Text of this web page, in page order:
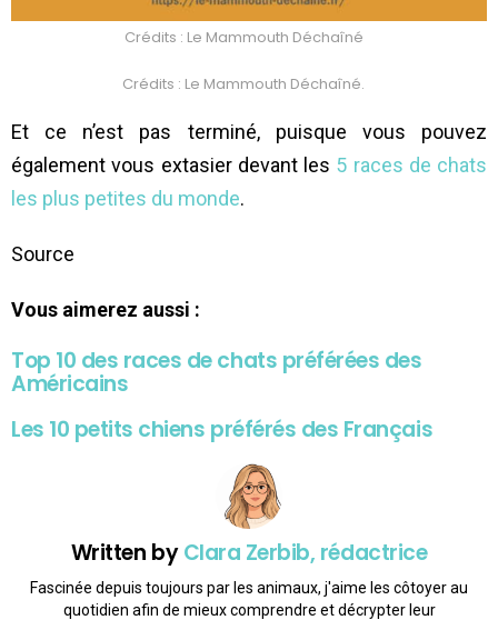
Crédits : Le Mammouth Déchaîné
Crédits : Le Mammouth Déchaîné.
Et ce n’est pas terminé, puisque vous pouvez
également vous extasier devant les 5 races de chats
les plus petites du monde.
Source
Vous aimerez aussi :
Top 10 des races de chats préférées des
Américains
Les 10 petits chiens préférés des Français
Written byClara Zerbib, rédactrice
Fascinée depuis toujours par les animaux, j'aime les côtoyer au
quotidien afin de mieux comprendre et décrypter leur